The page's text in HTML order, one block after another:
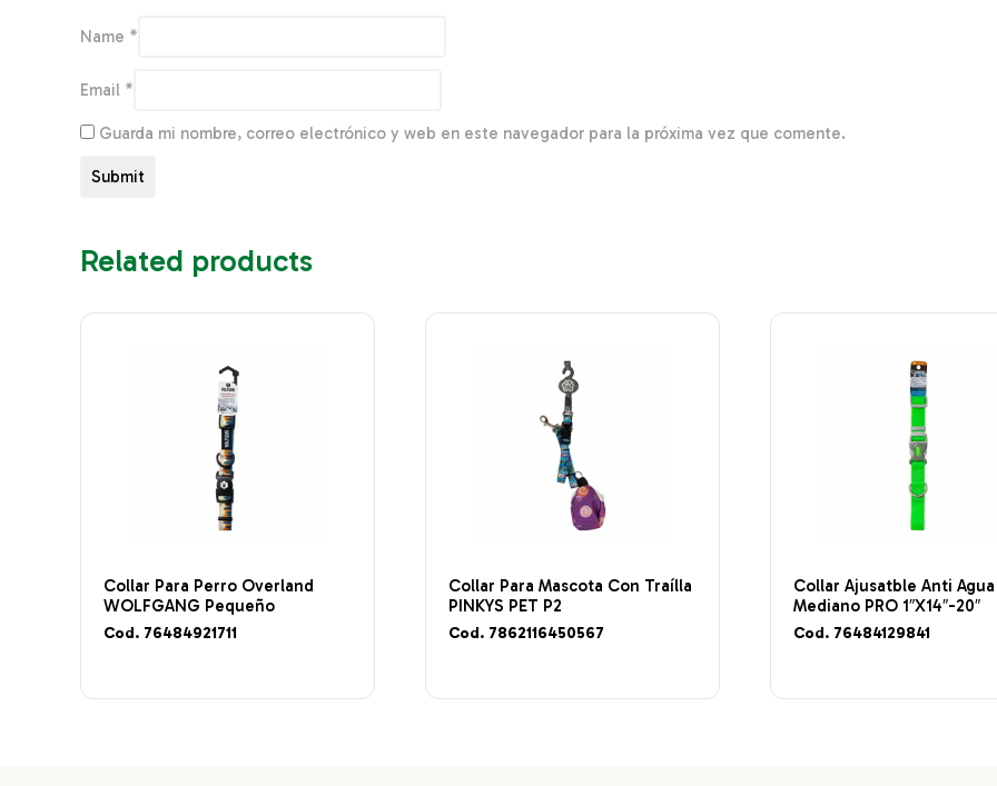
Name *
Email *
Guarda mi nombre, correo electrónico y web en este navegador para la próxima vez que comente.
Related products
Collar Para Perro Overland
WOLFGANG Pequeño
Cod. 76484921711
Collar Para Mascota Con Traílla
PINKYS PET P2
Cod. 7862116450567
Collar Ajusatble Anti Agua
Mediano PRO 1″X14″-20″
Cod. 76484129841